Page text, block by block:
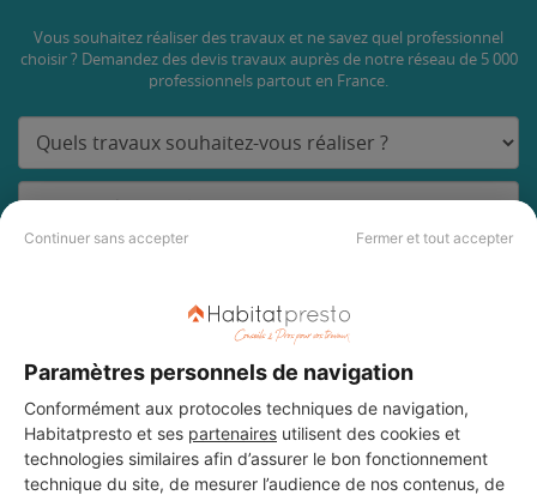
Continuer sans accepter Fermer et tout accepter
Paramètres personnels de navigation
Conformément aux protocoles techniques de navigation,
Habitatpresto et ses partenaires utilisent des cookies et
technologies similaires afin d’assurer le bon fonctionnement
technique du site, de mesurer l’audience de nos contenus, de
Vous souhaitez réaliser des travaux et ne savez quel professionnel
choisir ? Demandez des devis travaux auprès de notre réseau de 5 000
professionnels partout en France.